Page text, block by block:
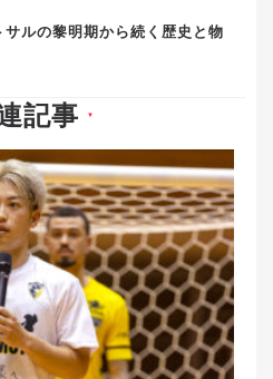
サルの黎明期から続く歴史と物
記事 ▼